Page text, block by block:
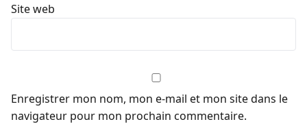
Site web
Enregistrer mon nom, mon e-mail et mon site dans le
navigateur pour mon prochain commentaire.